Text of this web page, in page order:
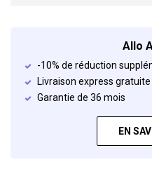
Allo
-10% de réduction
Livraison express gratuite
Garantie de 36 mois
EN